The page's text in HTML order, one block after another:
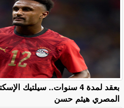
بعقد لمدة 4 سنوات.. سيلتيك
المصري هيثم حسن